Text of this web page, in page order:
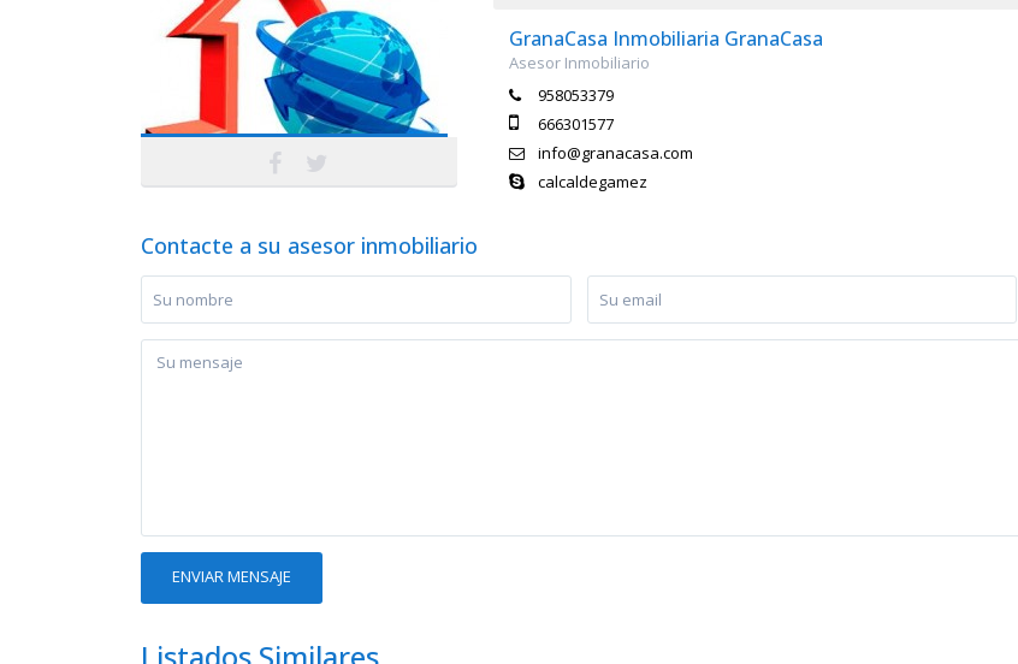
GranaCasa Inmobiliaria GranaCasa
Asesor Inmobiliario
958053379
666301577
info@granacasa.com
calcaldegamez
Contacte a su asesor inmobiliario